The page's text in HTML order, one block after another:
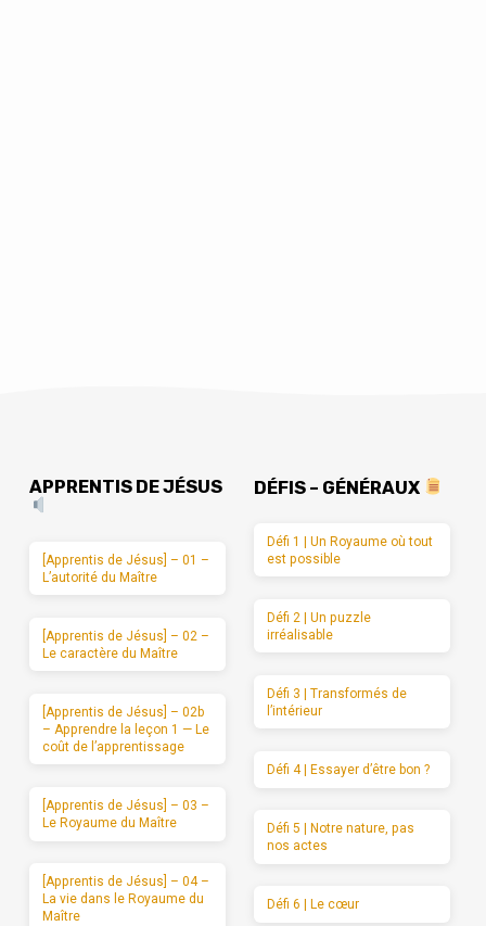
APPRENTIS DE JÉSUS
[Apprentis de Jésus] – 01 –
L’autorité du Maître
[Apprentis de Jésus] – 02 –
Le caractère du Maître
[Apprentis de Jésus] – 02b
– Apprendre la leçon 1 — Le
coût de l’apprentissage
[Apprentis de Jésus] – 03 –
Le Royaume du Maître
[Apprentis de Jésus] – 04 –
La vie dans le Royaume du
Maître
DÉFIS – GÉNÉRAUX
Défi 1 | Un Royaume où tout
est possible
Défi 2 | Un puzzle
irréalisable
Défi 3 | Transformés de
l’intérieur
Défi 4 | Essayer d’être bon ?
Défi 5 | Notre nature, pas
nos actes
Défi 6 | Le cœur